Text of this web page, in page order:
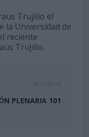
Trujillo el
la Universidad de
reciente
Trujillo.
SIGUIENTE
PLENARIA 101